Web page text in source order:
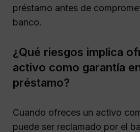
préstamo antes de
banco.
¿Qué riesgos implica
activo como garantía
préstamo?
Cuando ofreces un activo
puede ser reclamado por el